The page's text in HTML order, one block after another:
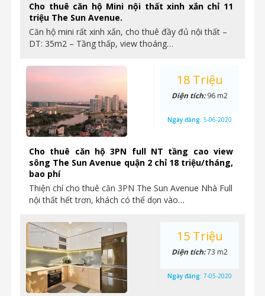
Cho thuê căn hộ Mini nội thất xinh xắn chỉ 11
triệu The Sun Avenue.
Căn hộ mini rất xinh xắn, cho thuê đầy đủ nội thất –
DT: 35m2 – Tầng thấp, view thoáng…
Cho thuê căn hộ 3PN full NT tầng cao view
sông The Sun Avenue quận 2 chỉ 18 triệu/tháng,
bao phí
Thiện chí cho thuê căn 3PN The Sun Avenue Nhà Full
nội thất hết trơn, khách có thể dọn vào…
18 Triệu
Diện tích:96 m2
Ngày đăng: 5-06-2020
15 Triệu
Diện tích:73 m2
Ngày đăng: 7-05-2020